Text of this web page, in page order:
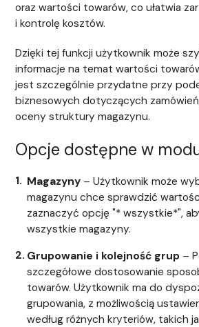
oraz wartości towarów, co ułatwia
i kontrolę kosztów.
Dzięki tej funkcji użytkownik może
informacje na temat wartości
jest szczególnie przydatne przy
biznesowych dotyczących
oceny struktury magazynu.
Opcje dostępne w
Magazyny – Użytkownik może
magazynu chce sprawdzić
zaznaczyć opcję "* wszystkie*",
wszystkie magazyny.
Grupowanie i kolejność grup –
szczegółowe dostosowanie
towarów. Użytkownik ma do
grupowania, z możliwością
według różnych kryteriów, takich